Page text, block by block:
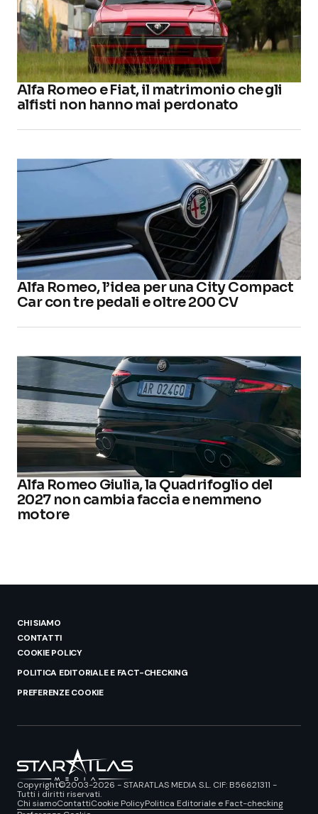
Alfa Romeo e Fiat, il matrimonio che gli
alfisti non hanno mai perdonato
Alfa Romeo, l’idea per una City Compact
Car con tre pedali e oltre 200 CV
Alfa Romeo Giulia, la Quadrifoglio del
2027 non cambia faccia e nemmeno
motore
CHI SIAMO
CONTATTI
COOKIE POLICY
POLITICA EDITORIALE E FACT-CHECKING
PREFERENZE COOKIE
Copyright©2003-2026 - STARATLAS MEDIA S.L. CIF: B56621311 -
Tutti i diritti riservati.
Chi siamoContattiCookie PolicyPolitica Editoriale e Fact-checking